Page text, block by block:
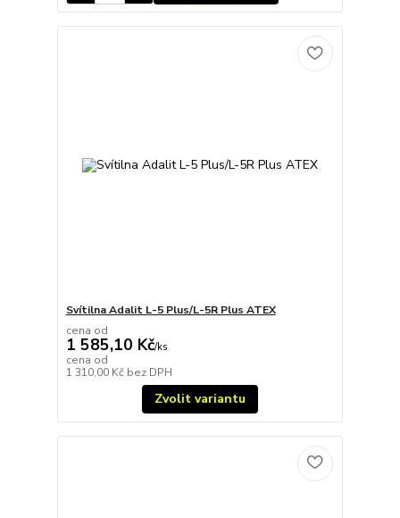
Svítilna Adalit L-5 Plus/L-5R Plus ATEX
cena od
1 585,10 Kč/ks
cena od
1 310,00 Kč bez DPH
Zvolit variantu